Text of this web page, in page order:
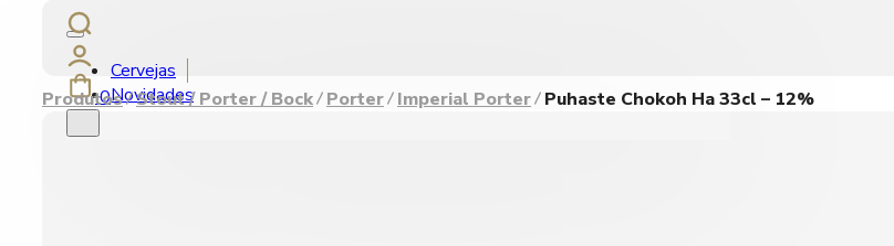
Cervejas
Novidades
0
Produtos Stout / Porter / Bock Porter Imperial Porter Puhaste Chokoh Ha 33cl – 12%